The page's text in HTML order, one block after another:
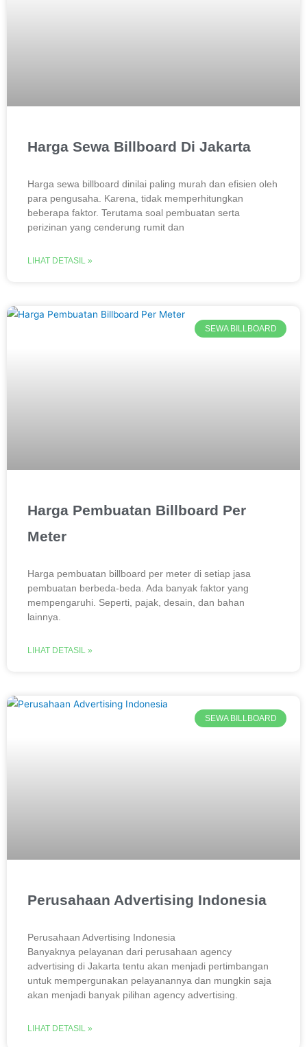
Harga Sewa Billboard Di Jakarta
Harga sewa billboard dinilai paling murah dan efisien oleh
para pengusaha. Karena, tidak memperhitungkan
beberapa faktor. Terutama soal pembuatan serta
perizinan yang cenderung rumit dan
LIHAT DETASIL »
SEWA BILLBOARD
Harga Pembuatan Billboard Per
Meter
Harga pembuatan billboard per meter di setiap jasa
pembuatan berbeda-beda. Ada banyak faktor yang
mempengaruhi. Seperti, pajak, desain, dan bahan
lainnya.
LIHAT DETASIL »
SEWA BILLBOARD
Perusahaan Advertising Indonesia
Perusahaan Advertising Indonesia
Banyaknya pelayanan dari perusahaan agency
advertising di Jakarta tentu akan menjadi pertimbangan
untuk mempergunakan pelayanannya dan mungkin saja
akan menjadi banyak pilihan agency advertising.
LIHAT DETASIL »